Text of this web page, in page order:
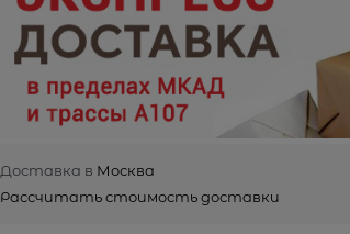
Доставка в Москва
Рассчитать стоимость доставки